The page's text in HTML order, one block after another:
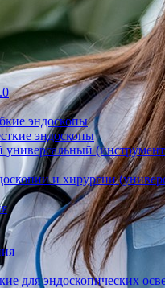
эндоскопы
эндоскопы
универсальный
и хирургии
для эндоскопических